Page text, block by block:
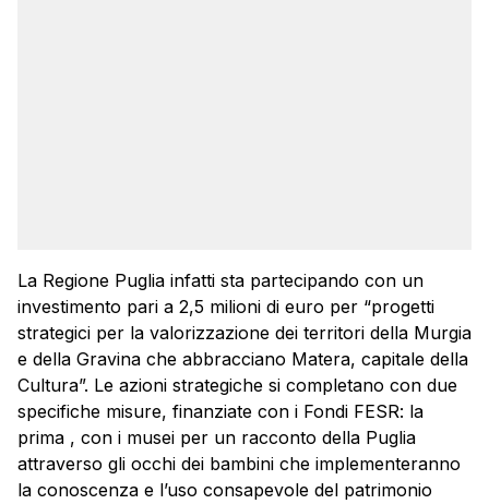
La Regione Puglia infatti sta partecipando con un
investimento pari a 2,5 milioni di euro per “progetti
strategici per la valorizzazione dei territori della Murgia
e della Gravina che abbracciano Matera, capitale della
Cultura”. Le azioni strategiche si completano con due
specifiche misure, finanziate con i Fondi FESR: la
prima , con i musei per un racconto della Puglia
attraverso gli occhi dei bambini che implementeranno
la conoscenza e l’uso consapevole del patrimonio